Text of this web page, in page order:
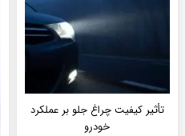
تأثیر کیفیت چراغ جلو بر عملکرد
خودرو